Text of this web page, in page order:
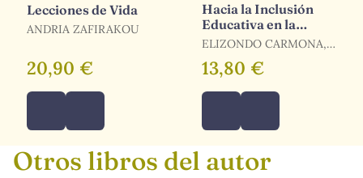
Lecciones de Vida
ANDRIA ZAFIRAKOU
20,90 €
Hacia la Inclusión
Educativa en la
Universidad
ELIZONDO CARMONA,
CORAL
13,80 €
Otros libros del autor